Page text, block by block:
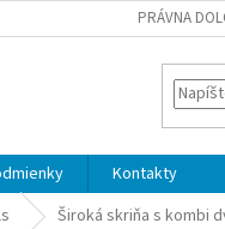
PRÁVNA
Kontakty
Široká skriňa s kombi